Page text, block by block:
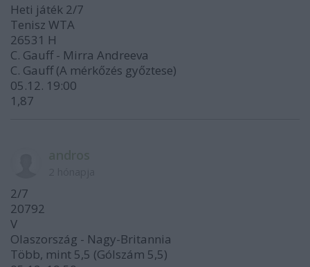
Heti játék 2/7
Tenisz WTA
26531 H
C. Gauff - Mirra Andreeva
C. Gauff (A mérkőzés győztese)
05.12. 19:00
1,87
2/7
20792
V
Olaszország - Nagy-Britannia
Több, mint 5,5 (Gólszám 5,5)